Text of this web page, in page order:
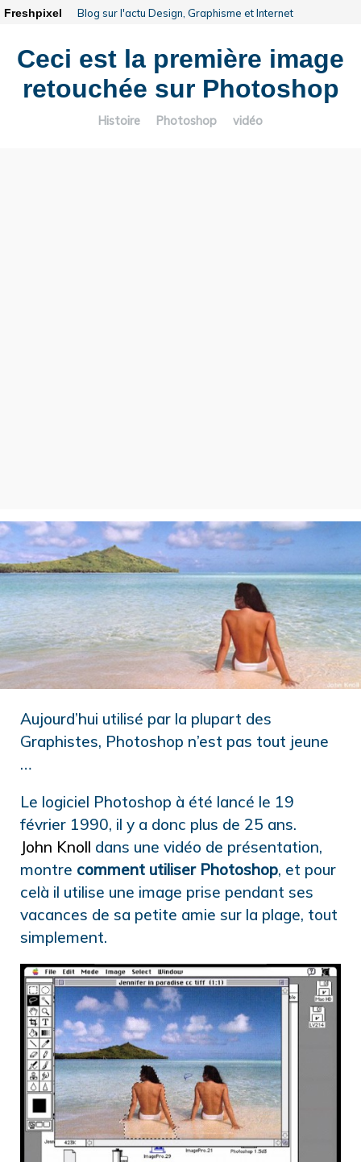
Freshpixel Blog sur l'actu Design, Graphisme et Internet
Ceci est la première image
retouchée sur Photoshop
Histoire Photoshop vidéo
Aujourd’hui utilisé par la plupart des
Graphistes, Photoshop n’est pas tout jeune
…
Le logiciel Photoshop à été lancé le 19
février 1990, il y a donc plus de 25 ans.
John Knoll dans une vidéo de présentation,
montre comment utiliser Photoshop, et pour
celà il utilise une image prise pendant ses
vacances de sa petite amie sur la plage, tout
simplement.